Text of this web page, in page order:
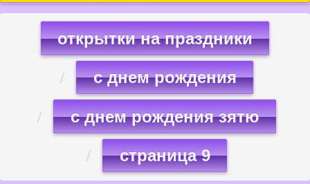
открытки на праздники
с днем рождения
с днем рождения зятю
страница 9